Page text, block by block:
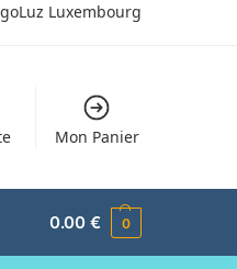
Luxembourg
Mon Panier
0.00€ 0